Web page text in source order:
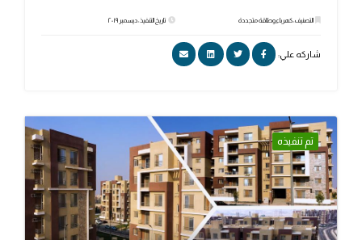
التصنيف: كهرباء وطاقة متجددة تاريخ التنفيذ: ديسمبر ٢٠١٩
شاركه علي:
تم تنفيذه